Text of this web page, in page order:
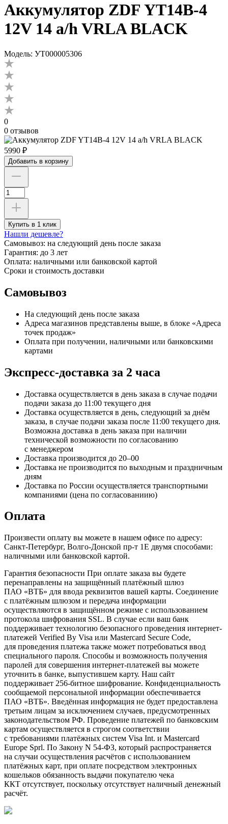
Аккумулятор ZDF YT14B-4
12V 14 a/h VRLA BLACK
Модель: УТ000005306
0
0 отзывов
5990 ₽
Добавить в корзину
Купить в 1 клик
Нашли дешевле?
Самовывоз: на следующий день после заказа
Гарантия: до 3 лет
Оплата: наличными или банковской картой
Сроки и стоимость доставки
Самовывоз
На следующий день после заказа
Адреса магазинов представлены выше, в блоке «Адреса
точек продаж»
Оплата при получении, наличными или банковскими
картами
Экспресс-доставка за 2 часa
Доставка осуществляется в день заказа в случае подачи
подачи заказа до 11:00 текущего дня
Доставка осуществляется в день, следующий за днём
заказа, в случае подачи заказа после 11:00 текущего дня.
Возможна доставка в день заказа при наличии
технической возможности по согласованию
с менеджером
Доставка производится до 20–00
Доставка не производится по выходным и праздничным
дням
Доставка по России осуществляется транспортными
компаниями (цена по согласованиию)
Оплата
Произвести оплату вы можете в нашем офисе по адресу:
Санкт-Петербург, Волго-Донской пр-т 1Е двумя способами:
наличными или банковской картой.
Гарантия безопасности При оплате заказа вы будете
перенаправлены на защищённый платёжный шлюз
ПАО «ВТБ» для ввода реквизитов вашей карты. Соединение
с платёжным шлюзом и передача информации
осуществляются в защищённом режиме с использованием
протокола шифрования SSL. В случае если ваш банк
поддерживает технологию безопасного проведения интернет-
платежей Verified By Visa или Mastercard Secure Code,
для проведения платежа также может потребоваться ввод
специального пароля. Способы и возможность получения
паролей для совершения интернет-платежей вы можете
уточнить в банке, выпустившем карту. Наш сайт
поддерживает 256-битное шифрование. Конфиденциальность
сообщаемой персональной информации обеспечивается
ПАО «ВТБ». Введённая информация не будет предоставлена
третьим лицам за исключением случаев, предусмотренных
законодательством РФ. Проведение платежей по банковским
картам осуществляется в строгом соответствии
с требованиями платёжных систем Visa Int. и Mastercard
Europe Sprl. По Закону N 54-ФЗ, который распространяется
на случаи осуществления расчётов с использованием
платёжных карт, при оплате посредством электронных
кошельков обязанность выдачи покупателю чека
ККТ отсутствует, поскольку отсутствует наличный денежный
расчёт.